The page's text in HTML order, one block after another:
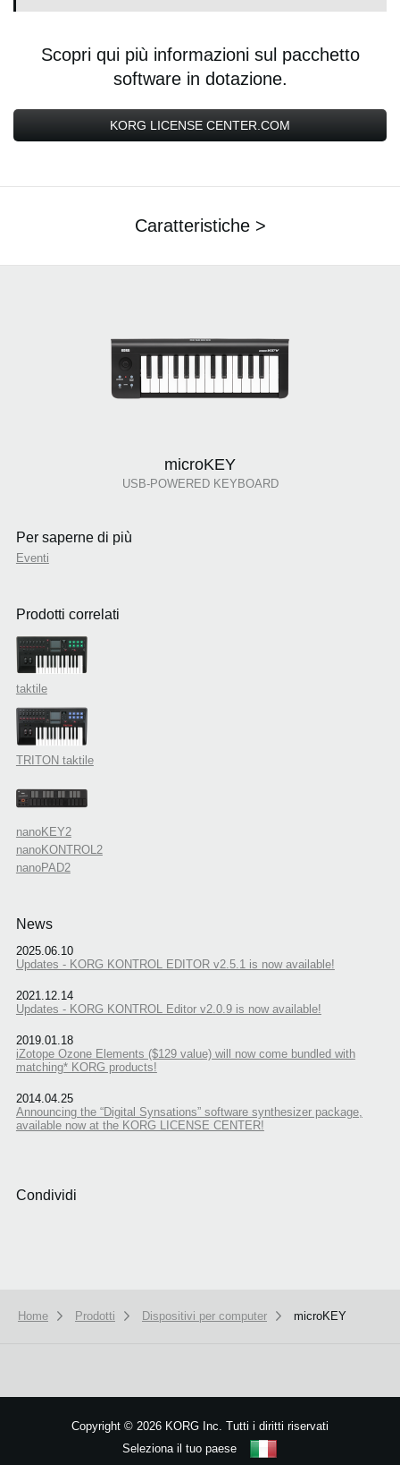
Scopri qui più informazioni sul pacchetto
software in dotazione.
KORG LICENSE CENTER.COM
Caratteristiche >
microKEY
USB-POWERED KEYBOARD
Per saperne di più
Eventi
Prodotti correlati
taktile
TRITON taktile
nanoKEY2
nanoKONTROL2
nanoPAD2
News
2025.06.10
Updates - KORG KONTROL EDITOR v2.5.1 is now available!
2021.12.14
Updates - KORG KONTROL Editor v2.0.9 is now available!
2019.01.18
iZotope Ozone Elements ($129 value) will now come bundled with
matching* KORG products!
2014.04.25
Announcing the “Digital Synsations” software synthesizer package,
available now at the KORG LICENSE CENTER!
Condividi
Home Prodotti Dispositivi per computer microKEY
Copyright © 2026 KORG Inc. Tutti i diritti riservati
Seleziona il tuo paese